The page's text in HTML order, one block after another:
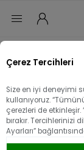
Çerez Tercihleri
Size en iyi deneyimi
kullanıyoruz.
çerezleri de
bırakır. Tercihlerinizi
Ayarları”
22
22 Ayar